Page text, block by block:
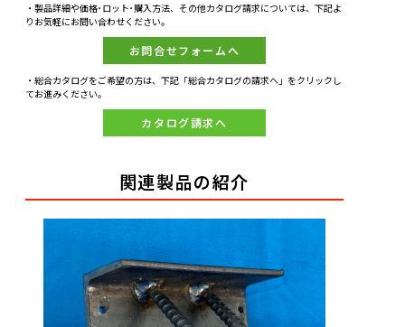
・製品詳細や価格･ロット･購入方法、その他カタログ請求については、下記よ
りお気軽にお問い合わせください。
お問合せフォームへ
・総合カタログをご希望の方は、下記「総合カタログの請求へ」をクリックし
てお進みください。
カタログ請求へ
関連製品の紹介